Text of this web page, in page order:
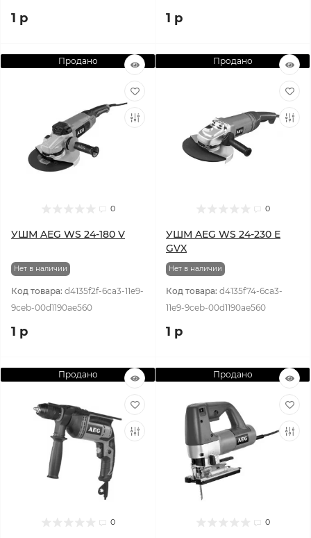
1 р 1 р
Продано
0
УШМ AEG WS 24-180 V
Нет в наличии
Код товара: d4135f2f-6ca3-11e9-
9ceb-00d1190ae560
1 р
Продано
0
УШМ AEG WS 24-230 E
GVX
Нет в наличии
Код товара: d4135f74-6ca3-
11e9-9ceb-00d1190ae560
1 р
Продано
0
Продано
0